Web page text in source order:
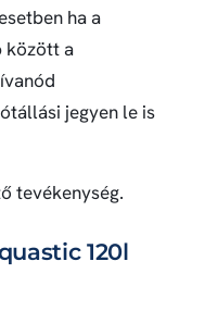
ha a
között a
jegyen le is
tevékenység.
120l